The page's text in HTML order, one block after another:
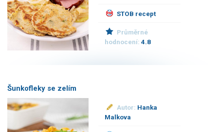
STOB recept
Průměrné
hodnocení:4.8
Šunkofleky se zelím
Autor: Hanka
Malkova